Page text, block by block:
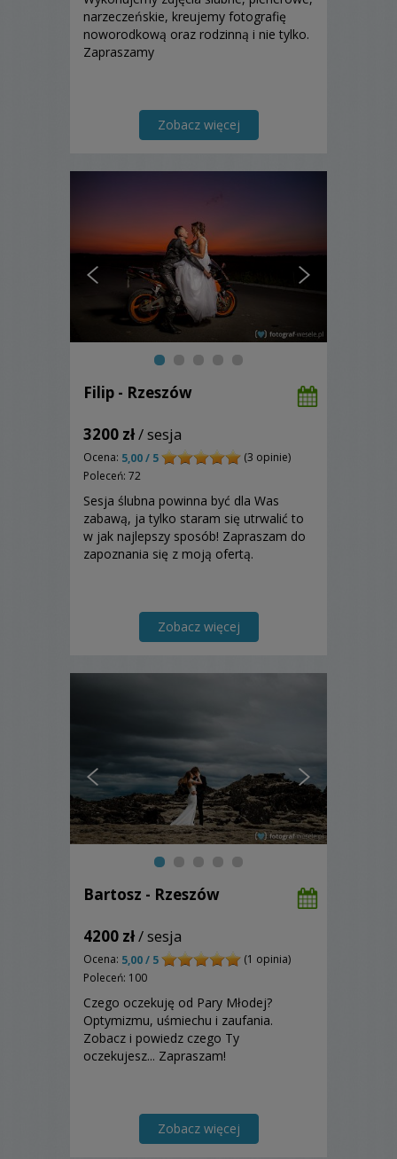
narzeczeńskie, kreujemy fotografię
noworodkową oraz rodzinną i nie tylko.
Zapraszamy
Zobacz więcej
Filip - Rzeszów
3200 zł/ sesja
Ocena: 5,00 / 5
(3 opinie)
Poleceń: 72
Sesja ślubna powinna być dla Was
zabawą, ja tylko staram się utrwalić to
w jak najlepszy sposób! Zapraszam do
zapoznania się z moją ofertą.
Zobacz więcej
Bartosz - Rzeszów
4200 zł/ sesja
Ocena: 5,00 / 5
(1 opinia)
Poleceń: 100
Czego oczekuję od Pary Młodej?
Optymizmu, uśmiechu i zaufania.
Zobacz i powiedz czego Ty
oczekujesz... Zapraszam!
Zobacz więcej